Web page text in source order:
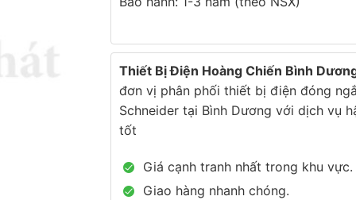
Thiết Bị Điện Hoàng Chiến Bình
đơn vị phân phối thiết bị điện đóng
Schneider tại Bình Dương với dịch vụ
tốt
Giá cạnh tranh nhất trong khu vực.
Giao hàng nhanh chóng.